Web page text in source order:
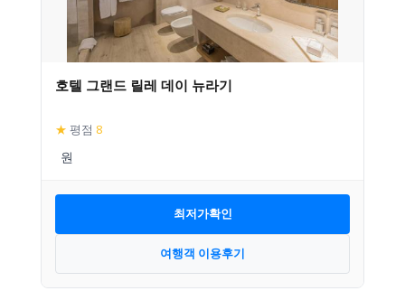
호텔 그랜드 릴레 데이 뉴라기
★ 평점 8
최저가확인
여행객 이용후기